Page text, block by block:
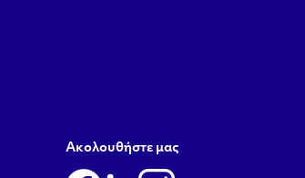
Aκολουθήστε μας